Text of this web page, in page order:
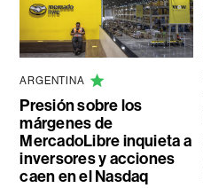
ARGENTINA
Presión sobre los
márgenes de
MercadoLibre inquieta a
inversores y acciones
caen en el Nasdaq